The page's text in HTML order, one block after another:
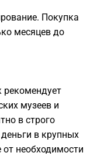
Покупка
месяцев до
рекомендует
музеев и
в строго
в крупных
необходимости